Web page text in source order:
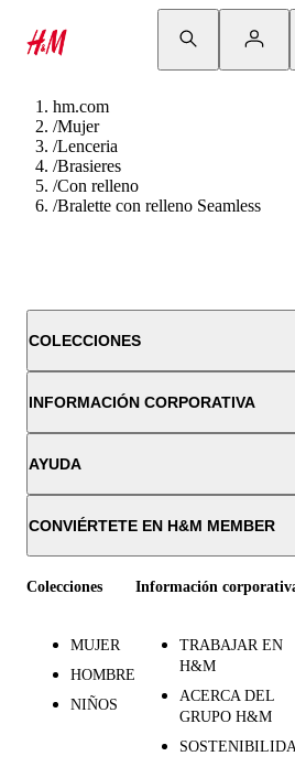
hm.com
/Mujer
/Lenceria
/Brasieres
/Con relleno
/Bralette con relleno Seamless
COLECCIONES
INFORMACIÓN CORPORATIVA
AYUDA
CONVIÉRTETE EN H&M MEMBER
Colecciones
MUJER
HOMBRE
NIÑOS
Información
TRABAJAR EN
H&M
ACERCA DEL
GRUPO H&M